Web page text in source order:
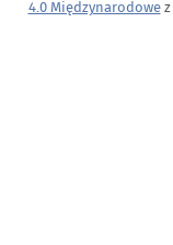
4.0 Międzynarodowez